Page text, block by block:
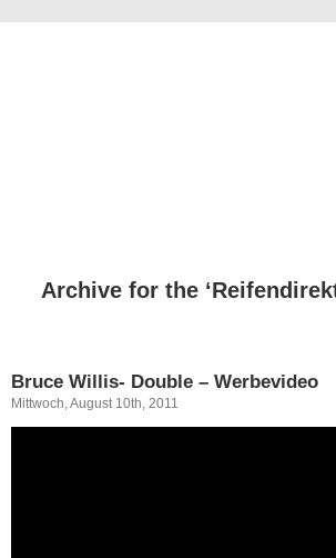
Archive for the
Bruce Willis- Double – Werbevideo
Mittwoch, August 10th, 2011